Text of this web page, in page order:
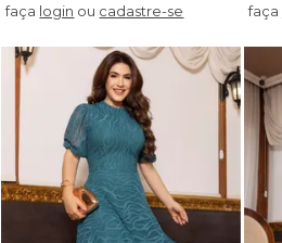
faça login ou cadastre-se faça